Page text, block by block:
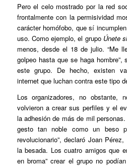
Pero el celo mostrado por la red
frontalmente con la permisividad
carácter homófobo, que sí
uso. Como ejemplo, el grupo Únete
menos, desde el 18 de julio. “Me
golpeo hasta que se haga
este grupo. De hecho, existen
internet que luchan contra este tipo
Los organizadores, no obstante,
volvieron a crear sus perfiles y el
la adhesión de más de mil
gesto tan noble como un beso
revolucionario”, declaró Joan
la besada. Los cuatro amigos que
en broma” crear el grupo no